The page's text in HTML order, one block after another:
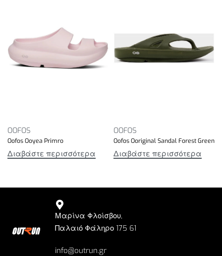
OOFOS
Oofos Ooyea Primro
Διαβάστε περισσότερα
OOFOS
Oofos Ooriginal Sandal Forest Green
Διαβάστε περισσότερα
Μαρίνα Φλοίσβου,
Παλαιό Φάληρο 175 61
info@outrun.gr